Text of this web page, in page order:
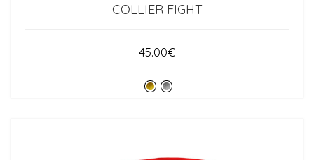
COLLIER FIGHT
45.00€